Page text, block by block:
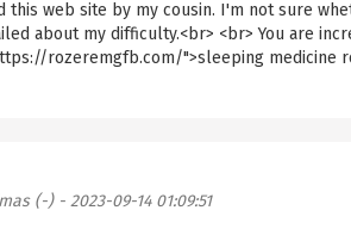
this web site by my cousin. I'm not sure
about my difficulty.<br> <br> You are
rozeremgfb.com/">sleeping medicine
(-)- 2023-09-14 01:09:51